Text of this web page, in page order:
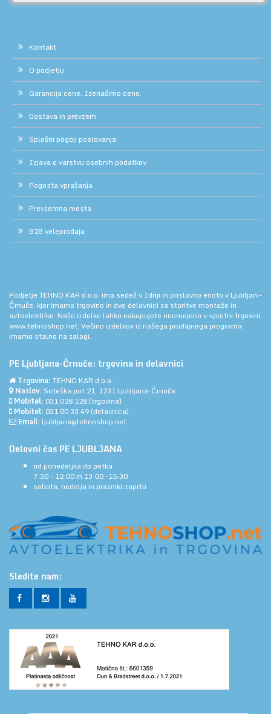
Kontakt
O podjetju
Garancija cene. Izenačimo ceno.
Dostava in prevzem
Splošni pogoji poslovanja
Izjava o varstvu osebnih podatkov
Pogosta vprašanja
Prevzemna mesta
B2B veleprodaja
Podjetje TEHNO KAR d.o.o. ima sedež v Idriji in poslovno enoto v Ljubljani-
Črnuče, kjer imamo trgovino in dve delavnici za storitve montaže in
avtoelektrike. Naše izdelke lahko nakupujete neomejeno v spletni trgovini
www.tehnoshop.net. Večino izdelkov iz našega prodajnega programa
imamo stalno na zalogi.
PE Ljubljana-Črnuče: trgovina in delavnici
Trgovina: TEHNO KAR d.o.o.
Naslov: Soteška pot 21, 1231 Ljubljana-Črnuče
Mobitel: 031 028 128 (trgovina)
Mobitel: 031 00 33 49 (delavnica)
Email: ljubljana@tehnoshop.net
Delovni čas PE LJUBLJANA
od ponedeljka do petka
7:30 - 12:00 in 13:00 -15:30
sobota, nedelja in prazniki:zaprto
Sledite nam: